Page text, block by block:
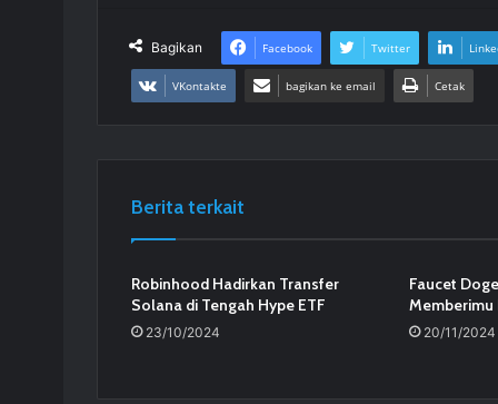
Bagikan Facebook Twitter
VKontakte bagikan ke email Cetak
Berita terkait
Robinhood Hadirkan Transfer
Solana di Tengah Hype ETF
23/10/2024
Faucet
Memberimu
20/11/2024